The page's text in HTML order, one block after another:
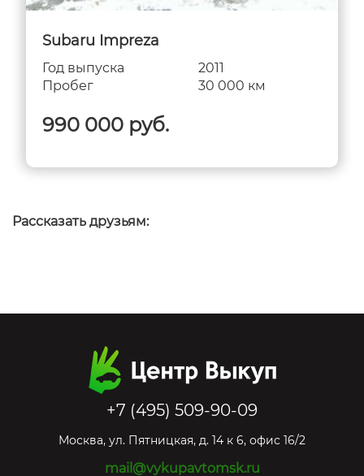
Subaru Impreza
Год выпуска
2011
Пробег
30 000 км
990 000 руб.
Рассказать друзьям:
+7 (495) 509-90-09
Москва, ул. Пятницкая, д. 14 к 6, офис 16/2
mail@vykupavtomsk.ru